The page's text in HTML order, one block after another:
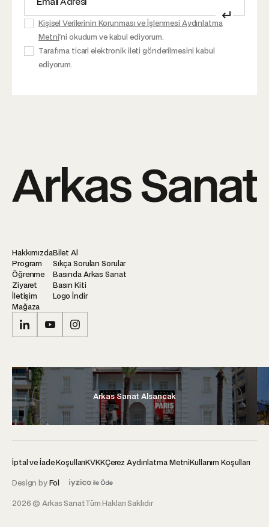
Kişisel Verilerinin Korunması ve İşlenmesi Aydınlatma
Metni'ni okudum ve kabul ediyorum.
Tarafıma ticari elektronik ileti gönderilmesini kabul
ediyorum.
↵
Hakkımızda
Program
Öğrenme
Ziyaret
İletişim
Mağaza
Bilet Al
Sıkça Sorulan Sorular
Basında Arkas Sanat
Basın Kiti
Logo İndir
Arkas Sanat Alsancak
2026 © Arkas SanatTüm Hakları Saklıdır
İptal ve İade KoşullarıKVKKÇerez Aydınlatma MetniKullanım Koşulları
Design byFol